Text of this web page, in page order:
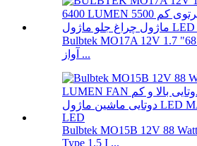
Bulbtek MO17A 12V 1.7 "68 وات 6400 لومن
آواز ...
Bulbtek MO15B 12V 88
Type 1.5 I ...